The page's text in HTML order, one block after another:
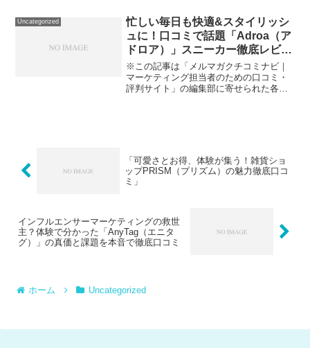
ぜ、検索結果で自分の記事は目立たな
い…？」そんな悩み、一度は経...
Uncategorized
忙しい毎日も快適&スタイリッシ
ュに！口コミで話題「Adroa（ア
ドロア）」スニーカー徹底レビュ
ー
※この記事は「メルマガクチコミナビ｜
マーケティング担当者のための口コミ・
評判サイト」の編集部に寄せられた各商
「可愛さとお得、体験が集う！雑貨ショ
ップPRISM（プリズム）の魅力徹底口コ
ミ」
インフルエンサーマーケティングの救世
主？体験で分かった「AnyTag（エニタ
グ）」の真価と課題を本音で徹底口コミ
ホーム Uncategorized